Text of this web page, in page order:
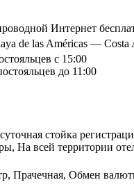
Интернет
de las Américas —
с 15:00
до 11:00
стойка
На всей территории
Прачечная, Обмен